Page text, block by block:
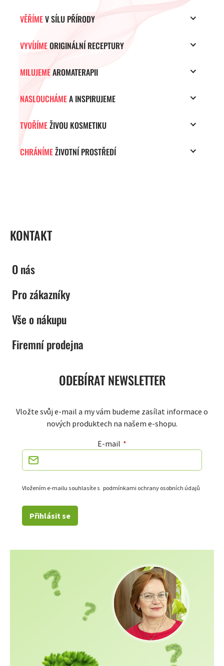
VĚŘÍMEV SÍLU PŘÍRODY
VYVÍJÍMEORIGINÁLNÍ RECEPTURY
MILUJEMEAROMATERAPII
NASLOUCHÁMEA INSPIRUJEME
TVOŘÍMEŽIVOU KOSMETIKU
CHRÁNÍMEŽIVOTNÍ PROSTŘEDÍ
KONTAKT
O nás
Pro zákazníky
Vše o nákupu
Firemní prodejna
ODEBÍRAT NEWSLETTER
Vložte svůj e-mail a my vám budeme zasílat informace o
nových produktech na našem e-shopu.
E-mail
Vložením e-mailu souhlasíte s podmínkami ochrany osobních údajů
Přihlásit se